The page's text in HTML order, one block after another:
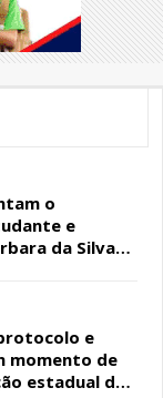
o
e
da Silva
e
momento de
estadual do